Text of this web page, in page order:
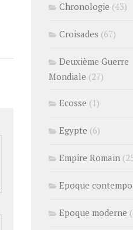
Chronologie (43)
Croisades (67)
Deuxième Guerre
Mondiale (27)
Ecosse (1)
Egypte (6)
Empire Romain
Epoque
Epoque moderne